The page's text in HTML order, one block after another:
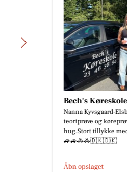
Bech's Køreskole
Nanna Kyvsgaard-
teoriprøve og
hug.Stort tillykke
🚙🚙🚓🚓🇩🇰🇩🇰
Åbn opslaget